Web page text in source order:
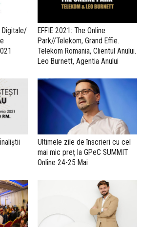
Digitale/
EFFIE 2021: The Online
Park//Telekom, Grand Effie.
Telekom Romania, Clientul Anului.
Leo Burnett, Agentia Anului
Ultimele zile de înscrieri cu cel
mai mic preț la GPeC SUMMIT
Online 24-25 Mai